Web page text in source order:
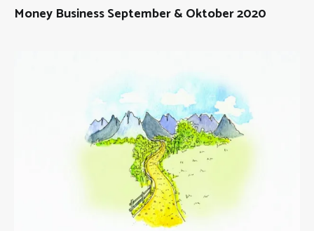
Money Business September & Oktober 2020